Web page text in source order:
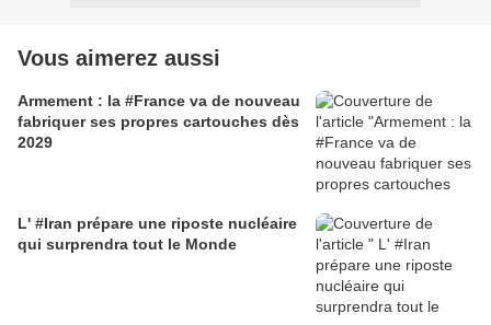
Vous aimerez aussi
Armement : la #France va de nouveau
fabriquer ses propres cartouches dès
2029
L' #Iran prépare une riposte nucléaire
qui surprendra tout le Monde